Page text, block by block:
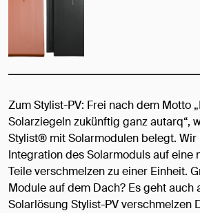
Zum Stylist-PV: Frei nach dem Motto
Solarziegeln zukünftig ganz autarq“,
Stylist® mit Solarmodulen belegt.
Integration des Solarmoduls auf eine
Teile verschmelzen zu einer Einheit.
Module auf dem Dach? Es geht auch
Solarlösung Stylist-PV verschmelzen